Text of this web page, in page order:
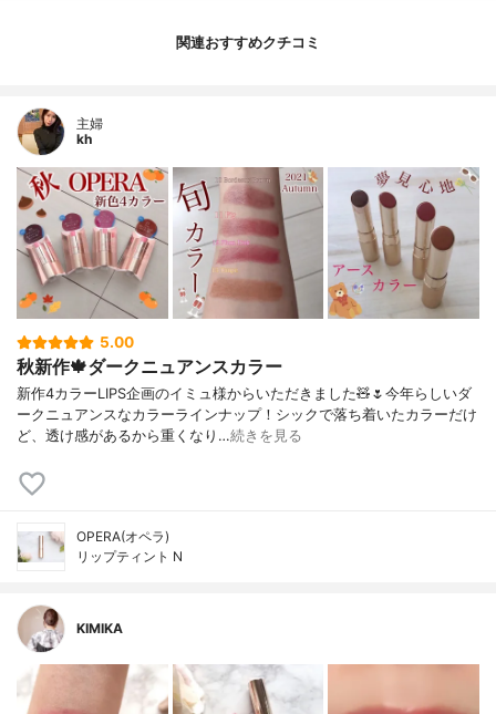
関連おすすめクチコミ
主婦
kh
5.00
秋新作🍁ダークニュアンスカラー
新作4カラーLIPS企画のイミュ様からいただきました🧸🌷今年らしいダ
ークニュアンスなカラーラインナップ！シックで落ち着いたカラーだけ
ど、透け感があるから重くなり…続きを見る
OPERA(オペラ)
リップティント N
KIMIKA